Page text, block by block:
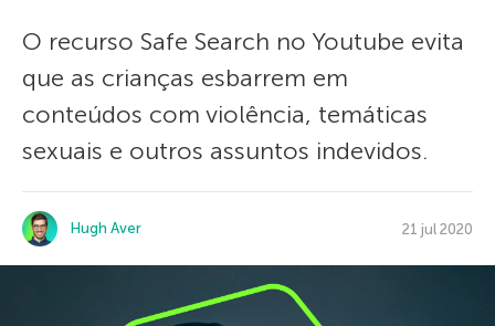
O recurso Safe Search no Youtube evita
que as crianças esbarrem em
conteúdos com violência, temáticas
sexuais e outros assuntos indevidos.
Hugh Aver 21 jul 2020